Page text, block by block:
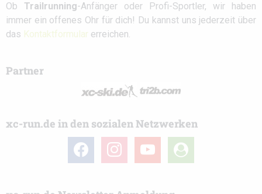
Ob Trailrunning-Anfänger oder Profi-Sportler, wir haben
immer ein offenes Ohr für dich! Du kannst uns jederzeit über
das Kontaktformular erreichen.
Partner
xc-run.de in den sozialen Netzwerken
facebook instagramyoutube
user-
circle